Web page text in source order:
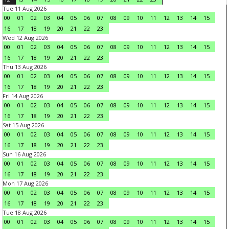
Tue 11 Aug 2026
00
01 02 03 04 05 06 07 08 09 10 11 12 13 14
15
16
17 18 19 20 21 22
23
Wed 12 Aug 2026
00
01 02 03 04 05 06 07 08 09 10 11 12 13 14
15
16
17 18 19 20 21 22
23
Thu 13 Aug 2026
00
01 02 03 04 05 06 07 08 09 10 11 12 13 14
15
16
17 18 19 20 21 22
23
Fri 14 Aug 2026
00
01 02 03 04 05 06 07 08 09 10 11 12 13 14
15
16
17 18 19 20 21 22
23
Sat 15 Aug 2026
00
01 02 03 04 05 06 07 08 09 10 11 12 13 14
15
16
17 18 19 20 21 22
23
Sun 16 Aug 2026
00
01 02 03 04 05 06 07 08 09 10 11 12 13 14
15
16
17 18 19 20 21 22
23
Mon 17 Aug 2026
00
01 02 03 04 05 06 07 08 09 10 11 12 13 14
15
16
17 18 19 20 21 22
23
Tue 18 Aug 2026
00
01 02 03 04 05 06 07 08 09 10 11 12 13 14
15